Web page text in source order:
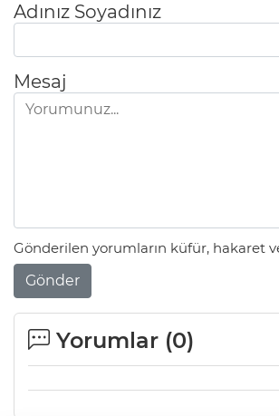
Adınız Soyadınız
Mesaj
Gönderilen yorumların küfür, hakaret
Gönder
Yorumlar (0)